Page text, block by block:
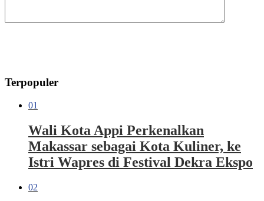
Terpopuler
01
Wali Kota Appi Perkenalkan
Makassar sebagai Kota Kuliner, ke
Istri Wapres di Festival Dekra Ekspo
02